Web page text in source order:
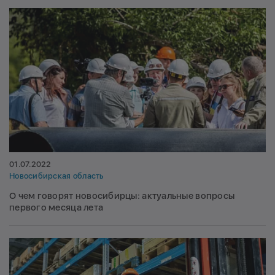
01.07.2022
Новосибирская область
О чем говорят новосибирцы: актуальные вопросы
первого месяца лета